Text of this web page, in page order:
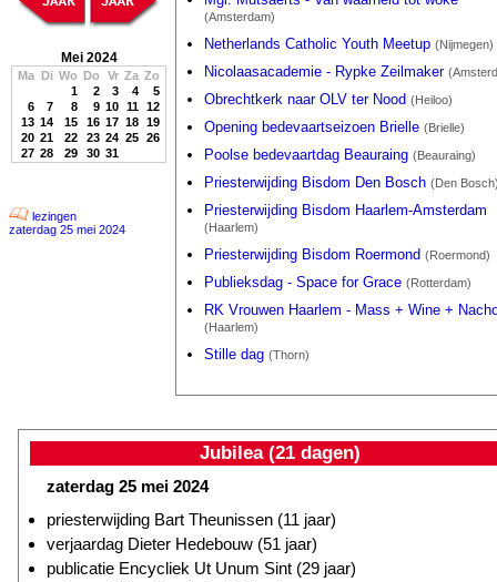
Mei 2024
Ma Di Wo Do Vr Za Zo
1
2 3 4
5
6
7 8 9 10 11 12
13 14 15 16 17 18 19
20 21 22 23 24 25 26
27 28 29 30 31
lezingen
zaterdag 25 mei 2024
(Amsterdam)
Netherlands Catholic Youth Meetup (Nijmegen)
Nicolaasacademie - Rypke Zeilmaker
Obrechtkerk naar OLV ter Nood (Heiloo)
Opening bedevaartseizoen Brielle (Brielle)
Poolse bedevaartdag Beauraing (Beauraing)
Priesterwijding Bisdom Den Bosch (Den
Priesterwijding Bisdom Haarlem-Amsterdam
(Haarlem)
Priesterwijding Bisdom Roermond (Roermond)
Publieksdag - Space for Grace (Rotterdam)
RK Vrouwen Haarlem - Mass + Wine +
(Haarlem)
Stille dag (Thorn)
Jubilea (21 dagen)
zaterdag 25 mei 2024
priesterwijding Bart Theunissen (11 jaar)
verjaardag Dieter Hedebouw (51 jaar)
publicatie Encycliek Ut Unum Sint (29 jaar)